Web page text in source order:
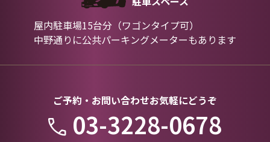
屋内駐車場15台分（ワゴンタイプ可）
中野通りに公共パーキングメーターもあります
ご予約・お問い合わせお気軽にどうぞ
03-3228-0678